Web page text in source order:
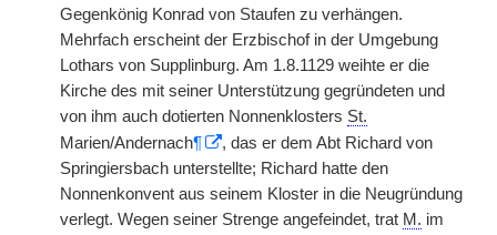
Gegenkönig Konrad von Staufen zu verhängen.
Mehrfach erscheint der Erzbischof in der Umgebung
Lothars von Supplinburg. Am 1.8.1129 weihte er die
Kirche des mit seiner Unterstützung gegründeten und
von ihm auch dotierten Nonnenklosters St.
Marien/Andernach¶
, das er dem Abt Richard von
Springiersbach unterstellte; Richard hatte den
Nonnenkonvent aus seinem Kloster in die Neugründung
verlegt. Wegen seiner Strenge angefeindet, trat M. im